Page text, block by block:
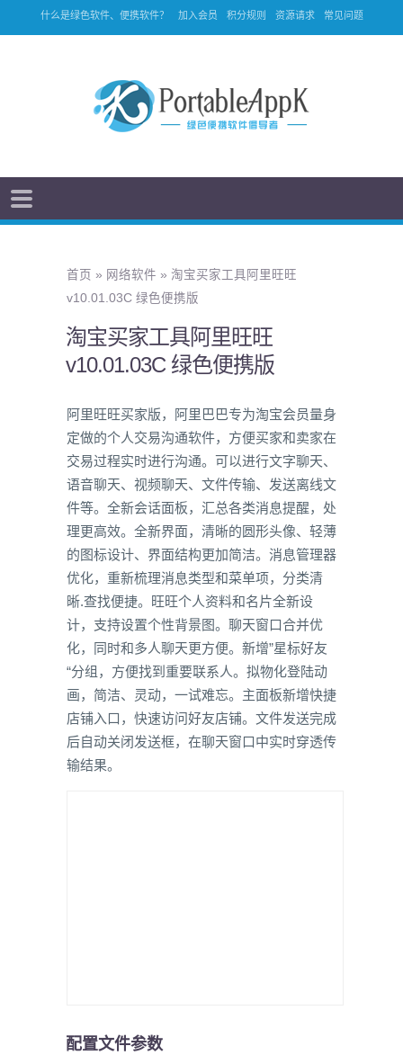
什么是绿色软件、便携软件？ 加入会员 积分规则 资源请求 常见问题
首页 » 网络软件 » 淘宝买家工具阿里旺旺
v10.01.03C 绿色便携版
淘宝买家工具阿里旺旺
v10.01.03C 绿色便携版
阿里旺旺买家版，阿里巴巴专为淘宝会员量身
定做的个人交易沟通软件，方便买家和卖家在
交易过程实时进行沟通。可以进行文字聊天、
语音聊天、视频聊天、文件传输、发送离线文
件等。全新会话面板，汇总各类消息提醒，处
理更高效。全新界面，清晰的圆形头像、轻薄
的图标设计、界面结构更加简洁。消息管理器
优化，重新梳理消息类型和菜单项，分类清
晰.查找便捷。旺旺个人资料和名片全新设
计，支持设置个性背景图。聊天窗口合并优
化，同时和多人聊天更方便。新增”星标好友
“分组，方便找到重要联系人。拟物化登陆动
画，简洁、灵动，一试难忘。主面板新增快捷
店铺入口，快速访问好友店铺。文件发送完成
后自动关闭发送框，在聊天窗口中实时穿透传
输结果。
配置文件参数